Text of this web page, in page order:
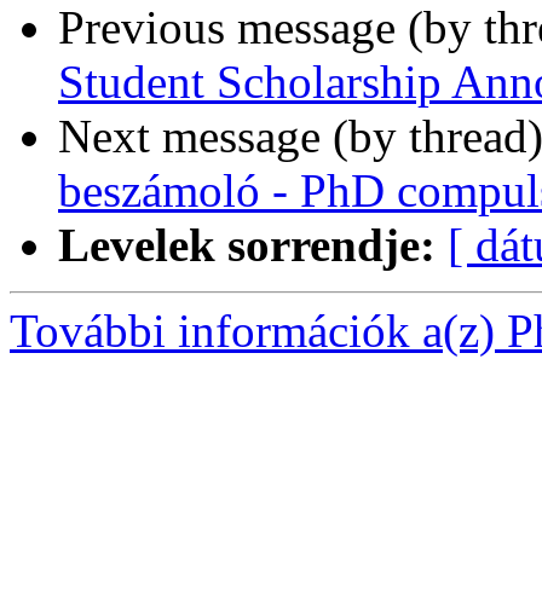
Previous message (by
Student Scholarship
Next message (by
beszámoló - PhD
Levelek sorrendje: [
További információk a(z)